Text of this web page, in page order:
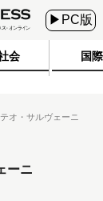
▶PC版
会 国際
オ・サルヴェーニ
ーニ